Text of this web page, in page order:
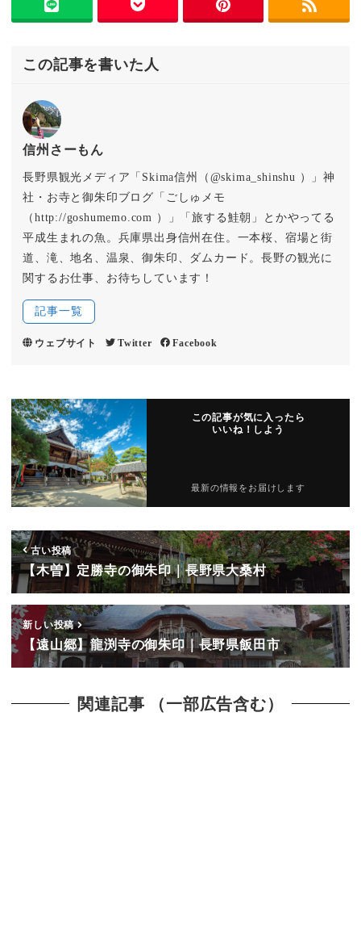
この記事を書いた人
信州さーもん
長野県観光メディア「Skima信州（@skima_shinshu ）」神
社・お寺と御朱印ブログ「ごしゅメモ
（http://goshumemo.com ）」「旅する鮭朝」とかやってる
平成生まれの魚。兵庫県出身信州在住。一本桜、宿場と街
道、滝、地名、温泉、御朱印、ダムカード。長野の観光に
関するお仕事、お待ちしています！
記事一覧
ウェブサイト Twitter Facebook
この記事が気に入ったら
いいね！しよう
最新の情報をお届けします
古い投稿
【木曽】定勝寺の御朱印｜長野県大桑村
新しい投稿
【遠山郷】龍渕寺の御朱印｜長野県飯田市
関連記事 （一部広告含む）